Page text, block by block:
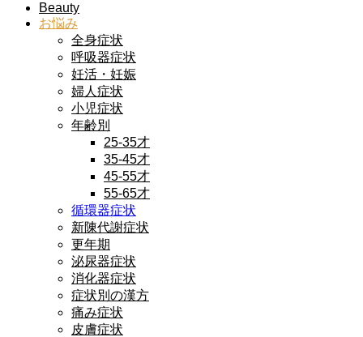
Beauty
お悩み
全身症状
呼吸器症状
妊活・妊娠
婦人症状
小児症状
年齢別
25-35才
35-45才
45-55才
55-65才
循環器症状
新陳代謝症状
更年期
泌尿器症状
消化器症状
症状別の漢方
痛み症状
皮膚症状